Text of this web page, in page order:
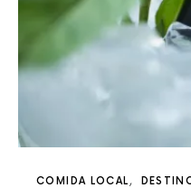
COMIDA LOCAL